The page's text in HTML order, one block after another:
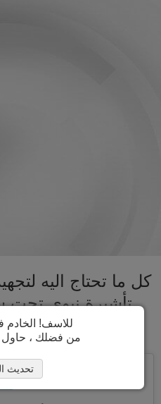
كل ما تحتاج اليه
تأشيرة نيوي
عملية الحصول
للاسف! الخادم
من فضلك ، حاول
تحديث